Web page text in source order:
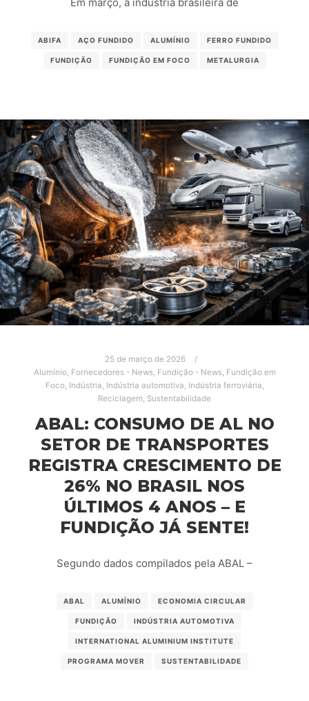
Em março, a indústria brasileira de
ABIFA AÇO FUNDIDO ALUMÍNIO FERRO FUNDIDO
FUNDIÇÃO FUNDIÇÃO EM FOCO METALURGIA
25 de março de 2026
Alumínio, Fornecedores - News, Fundição - News, Fundição em
Foco, Indústria, Indústria automotiva, Indústria ferroviária,
Reciclagem, Sustentabilidade
ABAL: CONSUMO DE AL NO
SETOR DE TRANSPORTES
REGISTRA CRESCIMENTO DE
26% NO BRASIL NOS
ÚLTIMOS 4 ANOS – E
FUNDIÇÃO JÁ SENTE!
Segundo dados compilados pela ABAL –
ABAL ALUMÍNIO ECONOMIA CIRCULAR
FUNDIÇÃO INDÚSTRIA AUTOMOTIVA
INTERNATIONAL ALUMINIUM INSTITUTE
PROGRAMA MOVER SUSTENTABILIDADE